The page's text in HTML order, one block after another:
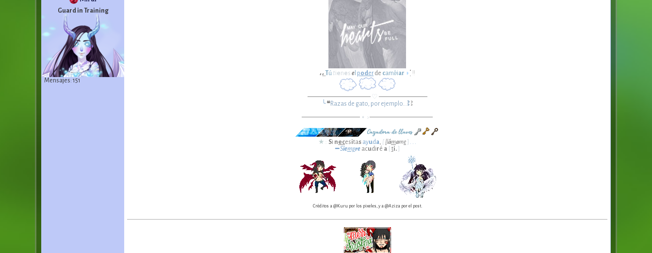
Guard in Training
Mensajes: 151
،، Tú tienes e poder de cambiar ◗ !!
─────────────
──────────
╰ ❝Razas de gato, por ejemplo...Ꜣ Ꜣ
──────────── ⋆ ›─────────────
★:: Si necesitas ayuda, [ llámame
. . .
━Siempreacudiré a ti.
Créditos a @Kuru por los pixeles, y a @Aziza por el post.